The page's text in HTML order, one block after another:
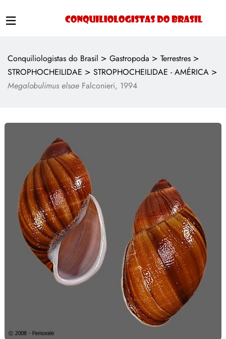
Conquiliologistas do Brasil > Gastropoda > Terrestres >
STROPHOCHEILIDAE > STROPHOCHEILIDAE - AMÉRICA >
Megalobulimus elsae Falconieri, 1994